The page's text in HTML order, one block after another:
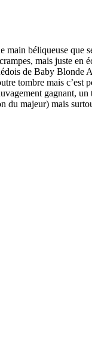
main béliqueuse
mais juste
de Baby Blonde
tombre mais
gagnant,
du majeur) mais